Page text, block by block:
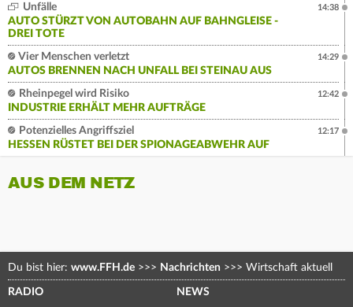
Unfälle
AUTO STÜRZT VON AUTOBAHN AUF BAHNGLEISE -
DREI TOTE
14:38
Vier Menschen verletzt
AUTOS BRENNEN NACH UNFALL BEI STEINAU AUS
14:29
Rheinpegel wird Risiko
INDUSTRIE ERHÄLT MEHR AUFTRÄGE
12:42
Potenzielles Angriffsziel
HESSEN RÜSTET BEI DER SPIONAGEABWEHR AUF
12:17
AUS DEM NETZ
Du bist hier: www.FFH.de >>> Nachrichten >>> Wirtschaft aktuell
RADIO NEWS